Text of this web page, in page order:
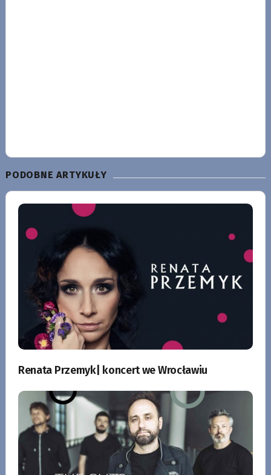
PODOBNE ARTYKUŁY
Renata Przemyk| koncert we Wrocławiu